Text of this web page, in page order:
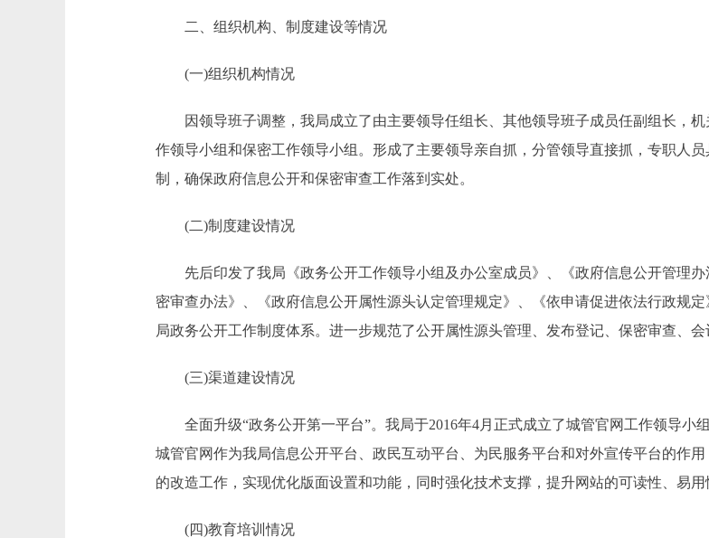
二、组织机构、制度建设等情况
(一)组织机构情况
因领导班子调整，我局成立了由主要领导任组长、其他领导班子成员任副组长，机
作领导小组和保密工作领导小组。形成了主要领导亲自抓，分管领导直接抓，专职人
制，确保政府信息公开和保密审查工作落到实处。
(二)制度建设情况
先后印发了我局《政务公开工作领导小组及办公室成员》、《政府信息公开管理办
密审查办法》、《政府信息公开属性源头认定管理规定》、《依申请促进依法行政规
局政务公开工作制度体系。进一步规范了公开属性源头管理、发布登记、保密审查、会
(三)渠道建设情况
全面升级“政务公开第一平台”。我局于2016年4月正式成立了城管官网工作领导小
城管官网作为我局信息公开平台、政民互动平台、为民服务平台和对外宣传平台的作
的改造工作，实现优化版面设置和功能，同时强化技术支撑，提升网站的可读性、易用
(四)教育培训情况